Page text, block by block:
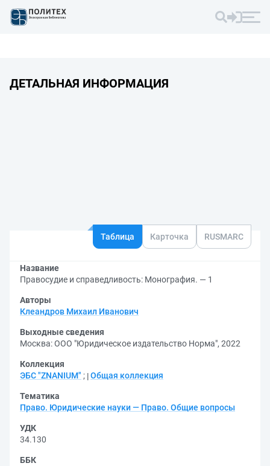
ДЕТАЛЬНАЯ ИНФОРМАЦИЯ
Таблица Карточка RUSMARC
Название
Правосудие и справедливость: Монография. — 1
Авторы
Клеандров Михаил Иванович
Выходные сведения
Москва: ООО "Юридическое издательство Норма", 2022
Коллекция
ЭБС "ZNANIUM" ; Общая коллекция
Тематика
Право. Юридические науки — Право. Общие вопросы
УДК
34.130
ББК